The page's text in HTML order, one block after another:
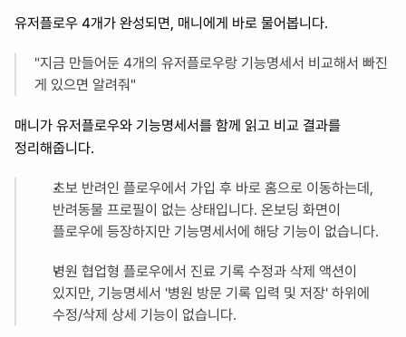
유저플로우 4개가 완성되면, 매니에게 바로 물어봅니다.
"지금 만들어둔 4개의 유저플로우랑 기능명세서 비교해서 빠진
게 있으면 알려줘"
매니가 유저플로우와 기능명세서를 함께 읽고 비교 결과를
정리해줍니다.
초보 반려인 플로우에서 가입 후 바로 홈으로 이동하는데,
반려동물 프로필이 없는 상태입니다. 온보딩 화면이
플로우에 등장하지만 기능명세서에 해당 기능이 없습니다.
병원 협업형 플로우에서 진료 기록 수정과 삭제 액션이
있지만, 기능명세서 '병원 방문 기록 입력 및 저장' 하위에
수정/삭제 상세 기능이 없습니다.